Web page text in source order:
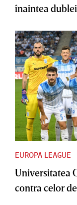
înaintea
EUROPA LEAGUE
Universitatea
contra celor